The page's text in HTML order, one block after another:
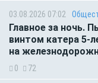
03.08.2026 07:02
Главное за ночь.
винтом катера 5-
на
0 72